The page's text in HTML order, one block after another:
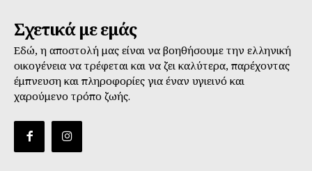
Σχετικά με εμάς
Εδώ, η αποστολή μας είναι να βοηθήσουμε την ελληνική
οικογένεια να τρέφεται και να ζει καλύτερα, παρέχοντας
έμπνευση και πληροφορίες για έναν υγιεινό και
χαρούμενο τρόπο ζωής.